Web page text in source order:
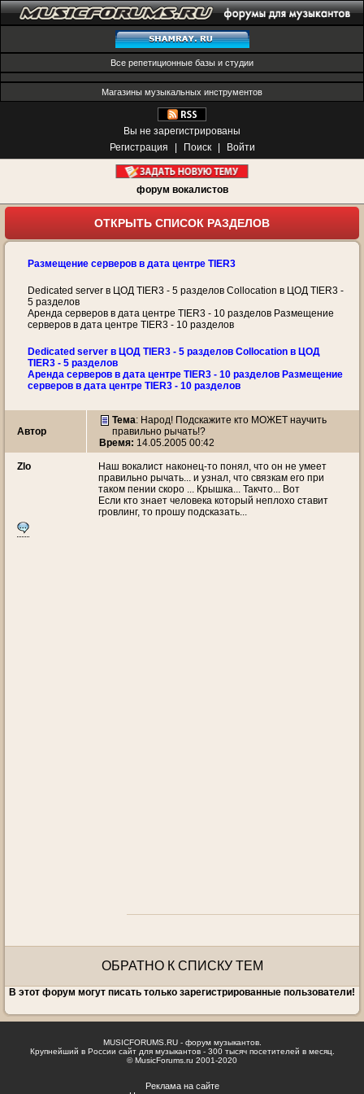
Все репетиционные базы и студии
Магазины музыкальных инструментов
Вы не зарегистрированы
Регистрация
Поиск Войти
форум вокалистов
ОТКРЫТЬ СПИСОК РАЗДЕЛОВ
Размещение серверов в дата центре TIER3
Dedicated server в ЦОД TIER3 - 5 разделов Collocation в ЦОД TIER3 -
5 разделов
Аренда серверов в дата центре TIER3 - 10 разделов Размещение
серверов в дата центре TIER3 - 10 разделов
Dedicated server в ЦОД TIER3 - 5 разделов Collocation в ЦОД
TIER3 - 5 разделов
Аренда серверов в дата центре TIER3 - 10 разделов Размещение
серверов в дата центре TIER3 - 10 разделов
Автор
Тема: Народ! Подскажите кто МОЖЕТ научить
правильно рычать!?
Время: 14.05.2005 00:42
Zlo
Наш вокалист наконец-то понял, что он не умеет
правильно рычать... и узнал, что связкам его при
таком пении скоро ... Крышка... Такчто... Вот
Если кто знает человека который неплохо ставит
гровлинг, то прошу подсказать...
ОБРАТНО К СПИСКУ ТЕМ
В этот форум могут писать только зарегистрированные пользователи!
MUSICFORUMS.RU - форум музыкантов.
Крупнейший в России сайт для музыкантов - 300 тысяч посетителей в месяц.
© MusicForums.ru 2001-2020
Реклама на сайте